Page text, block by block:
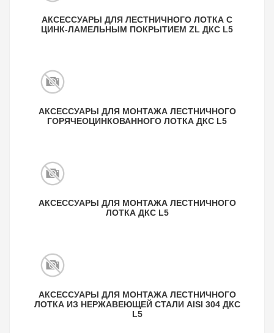
АКСЕССУАРЫ ДЛЯ ЛЕСТНИЧНОГО ЛОТКА С
ЦИНК-ЛАМЕЛЬНЫМ ПОКРЫТИЕМ ZL ДКС L5
АКСЕССУАРЫ ДЛЯ МОНТАЖА ЛЕСТНИЧНОГО
ГОРЯЧЕОЦИНКОВАННОГО ЛОТКА ДКС L5
АКСЕССУАРЫ ДЛЯ МОНТАЖА ЛЕСТНИЧНОГО
ЛОТКА ДКС L5
АКСЕССУАРЫ ДЛЯ МОНТАЖА ЛЕСТНИЧНОГО
ЛОТКА ИЗ НЕРЖАВЕЮЩЕЙ СТАЛИ AISI 304 ДКС
L5